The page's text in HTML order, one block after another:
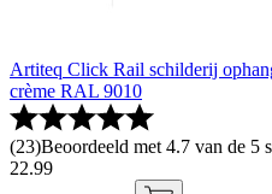
Artiteq Click Rail schilderij
crème RAL 9010
(23)Beoordeeld met 4.7 van de 5
22.99